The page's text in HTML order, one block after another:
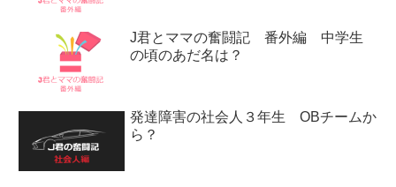
J君とママの奮闘記 番外編 中学生
の頃のあだ名は？
発達障害の社会人３年生 OBチームか
ら？